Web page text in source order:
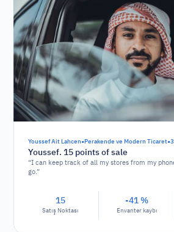
Youssef Ait Lahcen•Perakende ve Modern Ticaret•
Youssef. 15 points of sale
“I can keep track of all my stores from my
go.”
15
Satış Noktası
-41 %
Envanter kaybı